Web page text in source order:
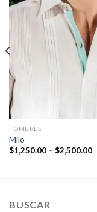
HOMBRES
Milo
$1,250.00– $2,500.00
BUSCAR